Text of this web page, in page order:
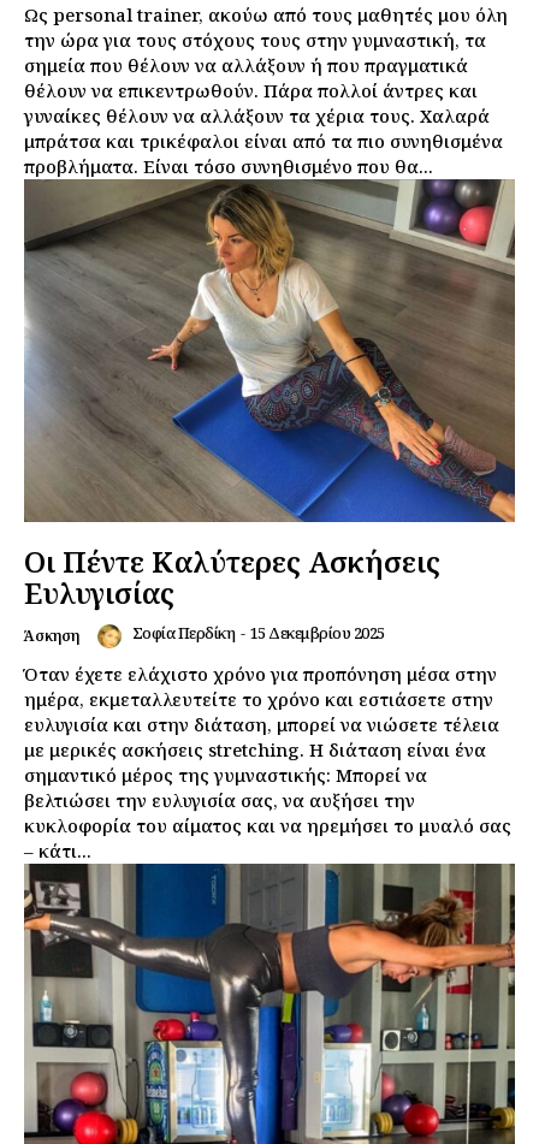
Ως personal trainer, ακούω από τους μαθητές μου όλη
την ώρα για τους στόχους τους στην γυμναστική, τα
σημεία που θέλουν να αλλάξουν ή που πραγματικά
θέλουν να επικεντρωθούν. Πάρα πολλοί άντρες και
γυναίκες θέλουν να αλλάξουν τα χέρια τους. Χαλαρά
μπράτσα και τρικέφαλοι είναι από τα πιο συνηθισμένα
προβλήματα. Είναι τόσο συνηθισμένο που θα...
Οι Πέντε Καλύτερες Ασκήσεις
Ευλυγισίας
Άσκηση Σοφία Περδίκη - 15 Δεκεμβρίου 2025
Όταν έχετε ελάχιστο χρόνο για προπόνηση μέσα στην
ημέρα, εκμεταλλευτείτε το χρόνο και εστιάσετε στην
ευλυγισία και στην διάταση, μπορεί να νιώσετε τέλεια
με μερικές ασκήσεις stretching. Η διάταση είναι ένα
σημαντικό μέρος της γυμναστικής: Μπορεί να
βελτιώσει την ευλυγισία σας, να αυξήσει την
κυκλοφορία του αίματος και να ηρεμήσει το μυαλό σας
– κάτι...